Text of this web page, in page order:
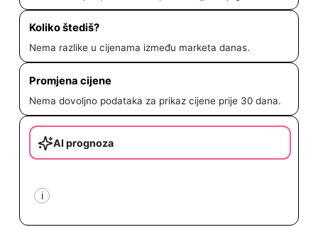
Koliko štediš?
Nema razlike u cijenama između marketa danas.
Promjena cijene
Nema dovoljno podataka za prikaz cijene prije 30 dana.
AI prognoza
i